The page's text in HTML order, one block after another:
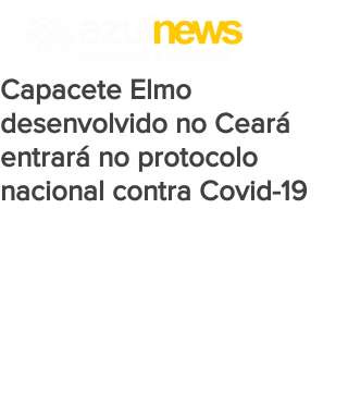
Capacete Elmo
desenvolvido no Ceará
entrará no protocolo
nacional contra Covid-19